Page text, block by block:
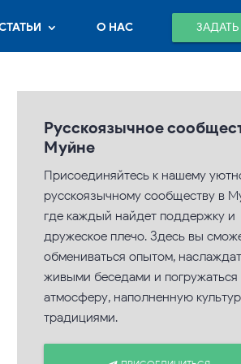
О НАС
Русскоязычное
Муйне
Присоединяйтесь к нашему
русскоязычному сообществу в
где каждый найдет поддержку и
дружеское плечо. Здесь вы
обмениваться опытом,
живыми беседами и погружаться
атмосферу, наполненную
традициями.